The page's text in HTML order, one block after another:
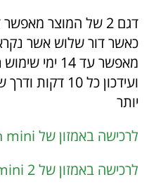
דגם 2 של המוצר
מאפשר עד 14
ועידכון כל 10
יותר
לרכישה באמזון של inreach mini לחצו כאן
לרכישה באמזון של inreach mini 2 לחצו כאן